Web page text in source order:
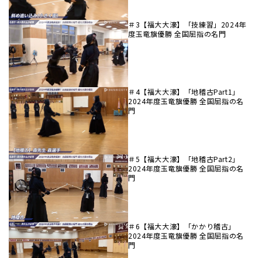
＃3【福大大濠】「技練習」2024年
度玉竜旗優勝 全国屈指の名門
＃4【福大大濠】「地稽古Part1」
2024年度玉竜旗優勝 全国屈指の名
門
＃5【福大大濠】「地稽古Part2」
2024年度玉竜旗優勝 全国屈指の名
門
＃6【福大大濠】「かかり稽古」
2024年度玉竜旗優勝 全国屈指の名
門